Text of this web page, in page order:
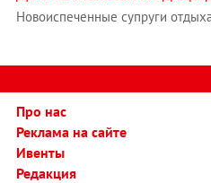
Новоиспеченные супруги
Про нас
Реклама на сайте
Ивенты
Редакция